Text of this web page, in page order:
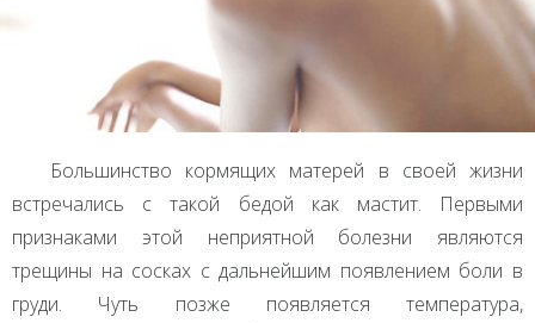
Большинство кормящих матерей в своей жизни
встречались с такой бедой как мастит. Первыми
признаками этой неприятной болезни являются
трещины на сосках с дальнейшим появлением боли в
груди. Чуть позже появляется температура,